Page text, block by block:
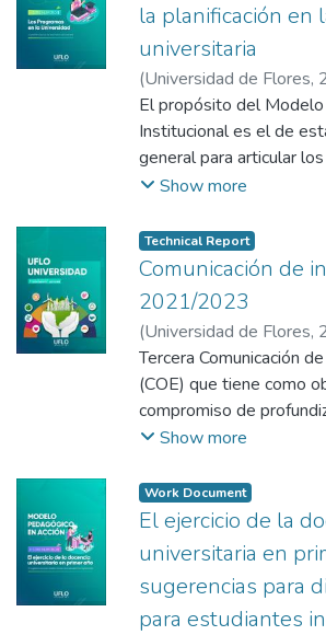
la planificación en
universitaria
(Universidad de Flores,
Fabiana;Gómez Zeliz,
Micaela;Garzaniti, Ivana;
El propósito del
Institucional es el de
general para articular
principios y los objetivos
aprendizaje en toda la
Flores.
Show more
Technical Report
Comunicación de
2021/2023
(Universidad de Flores,
de Flores;Arias, Natalia
Ruth
Tercera Comunicación
(COE) que tiene como
compromiso de
Derechos Humanos y
cumplimiento de los
Desarrollo Sostenible.
Show more
Work Document
El ejercicio de la
universitaria en
sugerencias para
para estudiantes